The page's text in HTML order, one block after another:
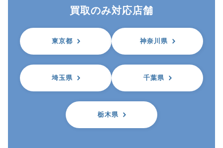
買取のみ対応店舗
東京都 神奈川県
埼玉県 千葉県
栃木県